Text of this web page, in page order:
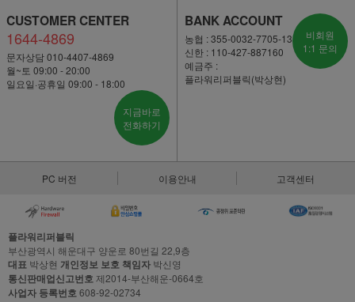
CUSTOMER CENTER
1644-4869
문자상담 010-4407-4869
월~토 09:00 - 20:00
일요일·공휴일 09:00 - 18:00
지금바로
전화하기
BANK ACCOUNT
농협 : 355-0032-7705-13
신한 : 110-427-887160
예금주 :
플라워리퍼블릭(박상현)
비회원
1:1 문의
PC 버전 이용안내 고객센터
플라워리퍼블릭
부산광역시 해운대구 양운로 80번길 22,9층
대표 박상현 개인정보 보호 책임자 박신영
통신판매업신고번호제2014-부산해운-0664호
사업자 등록번호608-92-02734